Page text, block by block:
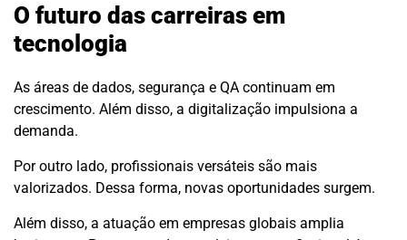
O futuro das carreiras em
tecnologia
As áreas de dados, segurança e QA continuam em
crescimento. Além disso, a digitalização impulsiona a
demanda.
Por outro lado, profissionais versáteis são mais
valorizados. Dessa forma, novas oportunidades surgem.
Além disso, a atuação em empresas globais amplia